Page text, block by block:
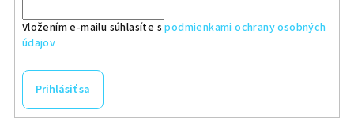
Vložením e-mailu súhlasíte spodmienkami ochrany osobných
údajov
Prihlásiť sa